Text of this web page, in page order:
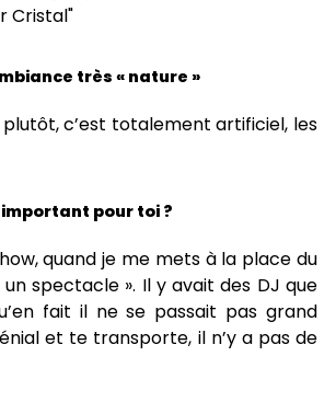
très « nature »
c’est totalement artificiel, les
pour toi ?
quand je me mets à la place du
un spectacle ». Il y avait des DJ que
fait il ne se passait pas grand
et te transporte, il n’y a pas de